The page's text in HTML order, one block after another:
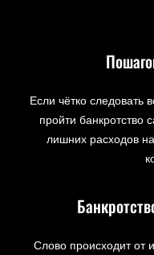
Если чётко
пройти банкротство
лишних расходов
Слово происходит от